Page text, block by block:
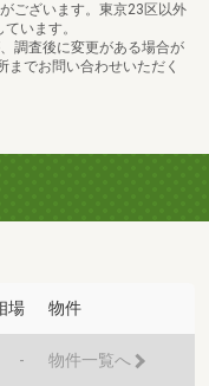
ございます。東京23区以外
います。
調査後に変更がある場合が
までお問い合わせいただく
場 物件
- 物件一覧へ